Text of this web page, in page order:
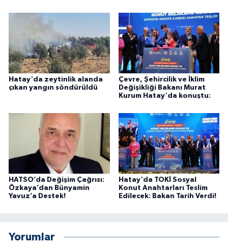
Hatay'da zeytinlik alanda
çıkan yangın söndürüldü
Çevre, Şehircilik ve İklim
Değişikliği Bakanı Murat
Kurum Hatay'da konuştu:
HATSO’da Değişim Çağrısı:
Özkaya’dan Bünyamin
Yavuz’a Destek!
Hatay'da TOKİ Sosyal
Konut Anahtarları Teslim
Edilecek: Bakan Tarih Verdi!
Yorumlar